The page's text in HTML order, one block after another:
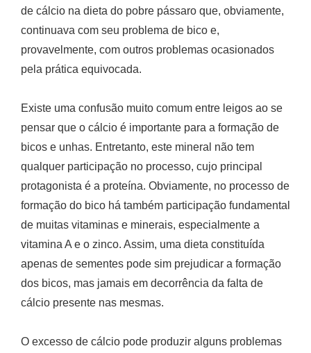
de cálcio na dieta do pobre pássaro que, obviamente,
continuava com seu problema de bico e,
provavelmente, com outros problemas ocasionados
pela prática equivocada.
Existe uma confusão muito comum entre leigos ao se
pensar que o cálcio é importante para a formação de
bicos e unhas. Entretanto, este mineral não tem
qualquer participação no processo, cujo principal
protagonista é a proteína. Obviamente, no processo de
formação do bico há também participação fundamental
de muitas vitaminas e minerais, especialmente a
vitamina A e o zinco. Assim, uma dieta constituída
apenas de sementes pode sim prejudicar a formação
dos bicos, mas jamais em decorrência da falta de
cálcio presente nas mesmas.
O excesso de cálcio pode produzir alguns problemas